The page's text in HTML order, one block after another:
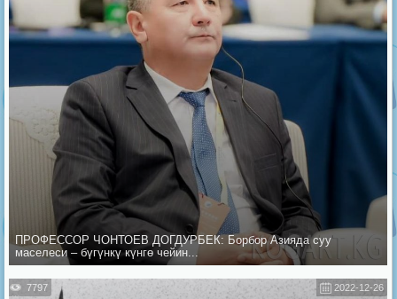
ПРОФЕССОР ЧОНТОЕВ ДОГДУРБЕК: Борбор Азияда суу
маселеси – бүгүнкү күнгө чейин...
2022-12-26
7797